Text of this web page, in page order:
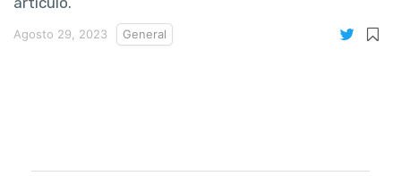
Agosto 29, 2023 General